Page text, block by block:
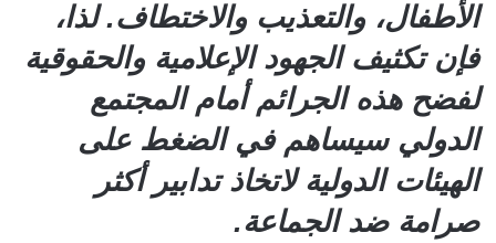
الأطفال، والتعذيب والاختطاف. لذا،
فإن تكثيف الجهود الإعلامية والحقوقية
لفضح هذه الجرائم أمام المجتمع
الدولي سيساهم في الضغط على
الهيئات الدولية لاتخاذ تدابير أكثر
صرامة ضد الجماعة.